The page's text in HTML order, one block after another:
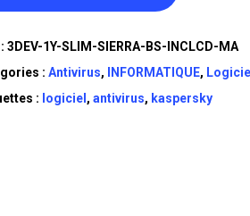
3DEV-1Y-SLIM-SIERRA-BS-INCLCD-MA
: Antivirus, INFORMATIQUE,
: logiciel , antivirus, kaspersky